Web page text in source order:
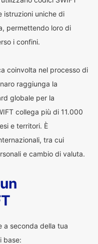
istruzioni uniche di
permettendo loro di
i confini.
coinvolta nel processo di
raggiunga la
globale per la
collega più di 11.000
e territori. È
tra cui
e cambio di valuta.
a seconda della tua
base: